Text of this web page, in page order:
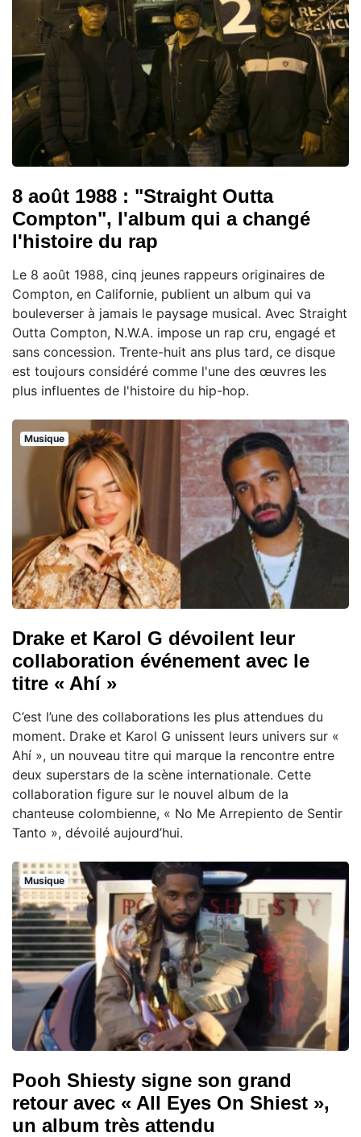
8 août 1988 : "Straight Outta
Compton", l'album qui a changé
l'histoire du rap
Le 8 août 1988, cinq jeunes rappeurs originaires de
Compton, en Californie, publient un album qui va
bouleverser à jamais le paysage musical. Avec Straight
Outta Compton, N.W.A. impose un rap cru, engagé et
sans concession. Trente-huit ans plus tard, ce disque
est toujours considéré comme l'une des œuvres les
plus influentes de l'histoire du hip-hop.
Musique
Drake et Karol G dévoilent leur
collaboration événement avec le
titre « Ahí »
C’est l’une des collaborations les plus attendues du
moment. Drake et Karol G unissent leurs univers sur «
Ahí », un nouveau titre qui marque la rencontre entre
deux superstars de la scène internationale. Cette
collaboration figure sur le nouvel album de la
chanteuse colombienne, « No Me Arrepiento de Sentir
Tanto », dévoilé aujourd’hui.
Musique
Pooh Shiesty signe son grand
retour avec « All Eyes On Shiest »,
un album très attendu